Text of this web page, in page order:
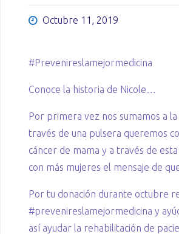
Octubre 11, 2019
#Prevenireslamejormedicina
Conoce la historia de Nicole…
Por primera vez nos sumamos a
través de una pulsera queremos
cáncer de mama y a través de
con más mujeres el mensaje de
Por tu donación durante octubre
#prevenireslamejormedicina y
así ayudar la rehabilitación de